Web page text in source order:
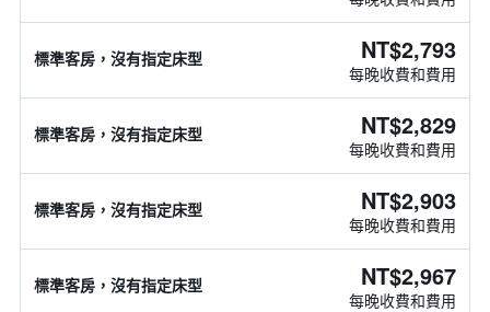
標準客房，沒有指定床型 NT$2,793
每晚收費和費用
標準客房，沒有指定床型 NT$2,829
每晚收費和費用
標準客房，沒有指定床型 NT$2,903
每晚收費和費用
標準客房，沒有指定床型 NT$2,967
每晚收費和費用